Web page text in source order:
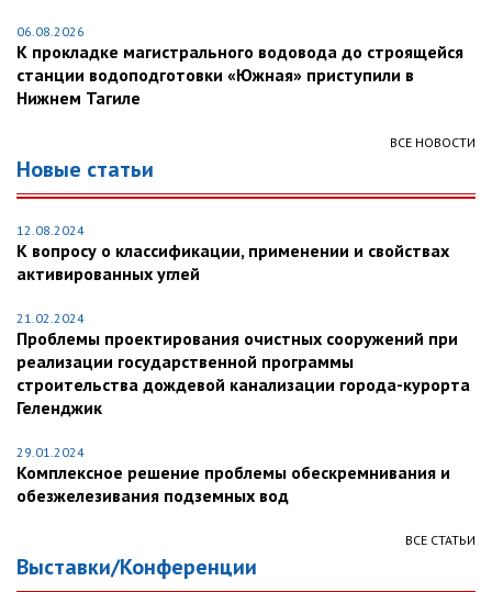
06.08.2026
К прокладке магистрального водовода до строящейся
станции водоподготовки «Южная» приступили в
Нижнем Тагиле
ВСЕ НОВОСТИ
Новые статьи
12.08.2024
К вопросу о классификации, применении и свойствах
активированных углей
21.02.2024
Проблемы проектирования очистных сооружений при
реализации государственной программы
строительства дождевой канализации города-курорта
Геленджик
29.01.2024
Комплексное решение проблемы обескремнивания и
обезжелезивания подземных вод
ВСЕ СТАТЬИ
Выставки/Конференции